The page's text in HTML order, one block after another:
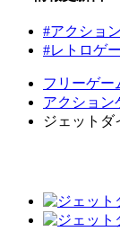
#アクショ
#レトロゲ
フリーゲー
アクション
ジェットダ